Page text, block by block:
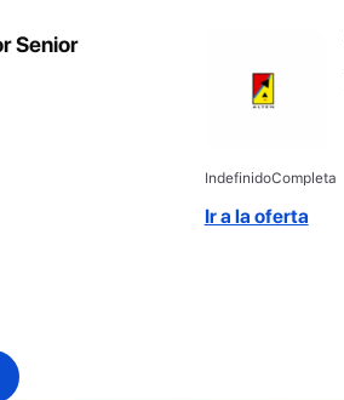
Senior
IndefinidoCompleta
Ir a la oferta